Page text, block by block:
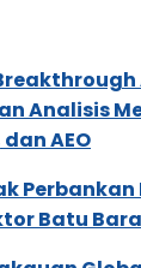
Analisis
AEO
Batu Bara